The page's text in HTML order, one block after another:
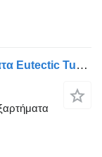
Ψυγείο για άλλα λειτουργικά εξαρτήματα Eutectic Tube / Beams